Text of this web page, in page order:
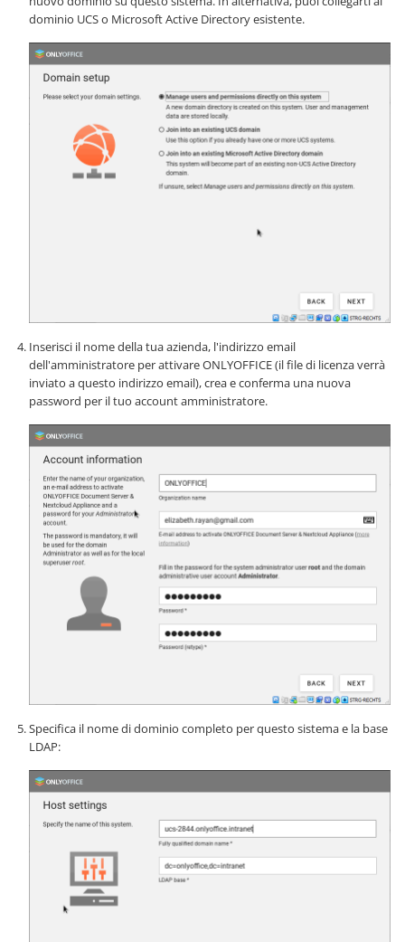
dominio UCS o Microsoft Active Directory esistente.
Inserisci il nome della tua azienda, l'indirizzo email
dell'amministratore per attivare ONLYOFFICE (il file di licenza verrà
inviato a questo indirizzo email), crea e conferma una nuova
password per il tuo account amministratore.
Specifica il nome di dominio completo per questo sistema e la base
LDAP: